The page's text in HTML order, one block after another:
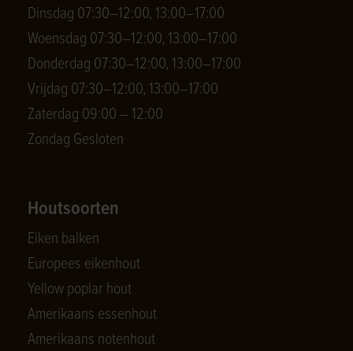
Dinsdag 07:30–12:00, 13:00–17:00
Woensdag 07:30–12:00, 13:00–17:00
Donderdag 07:30–12:00, 13:00–17:00
Vrijdag 07:30–12:00, 13:00–17:00
Zaterdag 09:00 – 12:00
Zondag Gesloten
Houtsoorten
Eiken balken
Europees eikenhout
Yellow poplar hout
Amerikaans essenhout
Amerikaans notenhout